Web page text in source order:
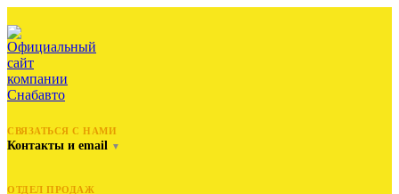
СВЯЗАТЬСЯ С НАМИ
Контакты и email ▼
ОТДЕЛ ПРОДАЖ